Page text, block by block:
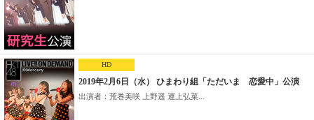
HD
2019年2月6日（水） ひまわり組「ただいま 恋愛中」公演
出演者：荒巻美咲 上野遥 運上弘菜...